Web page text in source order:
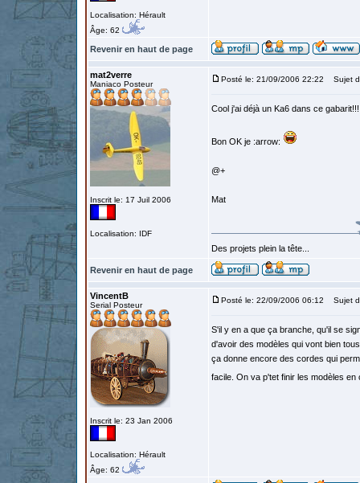
Localisation: Hérault
Âge: 62
Revenir en haut de page
mat2verre
Maniaco Posteur
Inscrit le: 17 Juil 2006
Localisation: IDF
Posté le: 21/09/2006 22:22 Sujet
Cool j'ai déjà un Ka6 dans ce gabarit!!!
Bon OK je :arrow:
@+
Mat
Des projets plein la tête...
Revenir en haut de page
VincentB
Serial Posteur
Inscrit le: 23 Jan 2006
Localisation: Hérault
Âge: 62
Posté le: 22/09/2006 06:12 Sujet
S'il y en a que ça branche, qu'il se
d'avoir des modèles qui vont bien
ça donne encore des cordes qui
facile. On va p'tet finir les modèles